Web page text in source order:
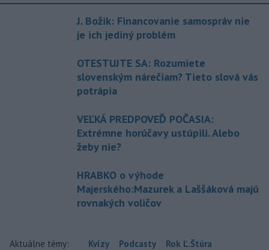
J. Božik: Financovanie samospráv nie
je ich jediný problém
OTESTUJTE SA: Rozumiete
slovenským nárečiam? Tieto slová vás
potrápia
VEĽKÁ PREDPOVEĎ POČASIA:
Extrémne horúčavy ustúpili. Alebo
žeby nie?
HRABKO o výhode
Majerského:Mazurek a Laššáková majú
rovnakých voličov
Aktuálne témy: Kvízy Podcasty Rok Ľ.Štúra